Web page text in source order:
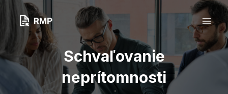
Preskočiť
Schvaľovanie
neprítomnosti